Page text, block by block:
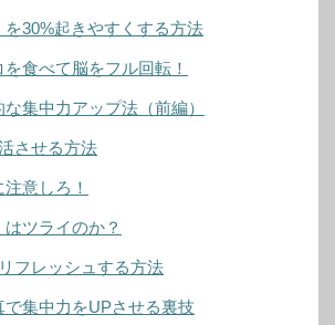
を30%起きやすくする方法
食べて脳をフル回転！
集中力アップ法（前編）
させる方法
意しろ！
ツライのか？
フレッシュする方法
集中力をUPさせる裏技